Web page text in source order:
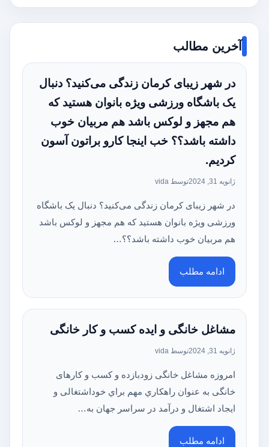
آخرین مطالب
در شهر زیبای کرمان زندگی می‌کنید؟ دنبال
یک باشگاه ورزشی ویژه بانوان هستید که
هم مجهز و لوکس باشد هم مربیان خوب
داشته باشد؟؟ خب اینجا کارو براتون آسون
کردیم.
ژانویه 31, 2024 توسط vida
در شهر زیبای کرمان زندگی می‌کنید؟ دنبال یک باشگاه
ورزشی ویژه بانوان هستید که هم مجهز و لوکس باشد
هم مربیان خوب داشته باشد؟؟…
ادامه مطلب
مشاغل خانگی و ایده کسب و کار خانگی
ژانویه 31, 2024 توسط vida
امروزه مشاغل خانگی زودبازده و کسب و کارهای
خانگی به عنوان راهكاري مهم براي خوداشتغالی و
ايجاد اشتغال و درآمد در سراسر جهان به…
ادامه مطلب